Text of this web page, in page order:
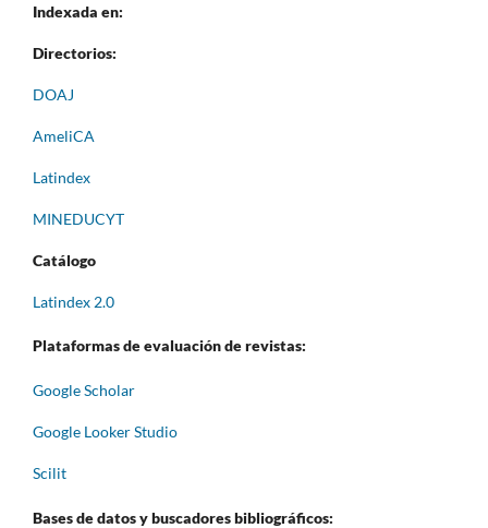
Indexada en:
Directorios:
DOAJ
AmeliCA
Latindex
MINEDUCYT
Catálogo
Latindex 2.0
Plataformas de evaluación de revistas:
Google Scholar
Google Looker Studio
Scilit
Bases de datos y buscadores bibliográficos: